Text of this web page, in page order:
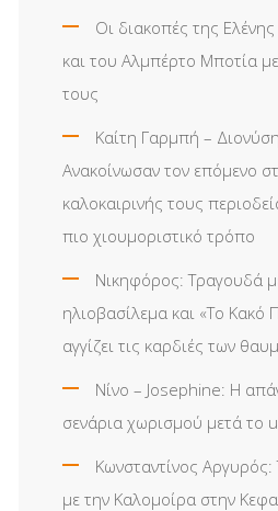
Οι διακοπές της
και του Αλμπέρτο Μποτία
τους
Καίτη Γαρμπή –
Ανακοίνωσαν τον επόμενο
καλοκαιρινής τους
πιο χιουμοριστικό τρόπο
Νικηφόρος: Τραγουδά
ηλιοβασίλεμα και «Το Κακό
αγγίζει τις καρδιές των
Νίνο – Josephine: Η
σενάρια χωρισμού μετά το
Κωνσταντίνος
με την Καλομοίρα στην